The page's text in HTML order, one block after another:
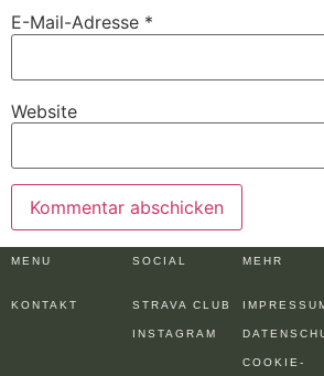
E-Mail-Adresse *
Website
MENU
KONTAKT
SOCIAL
STRAVA CLUB
INSTAGRAM
MEHR
COOKIE-